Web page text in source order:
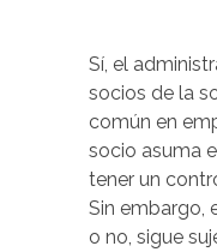
Sí, el
socios de la
común en
socio asuma
tener un
Sin embargo,
o no, sigue